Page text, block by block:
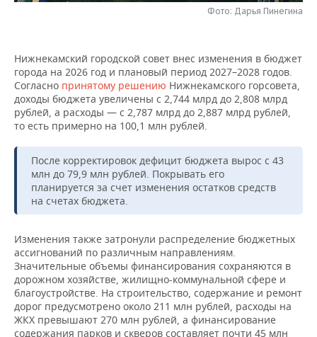
ОТКРЫТАЯ ЛЕКЦИЯ
БАСКЕТБОЛ
ВОЛЕЙБОЛ
КИБЕРСПОРТ
ФИГУРНОЕ КАТАНИЕ
ВОДНЫЕ ВИДЫ СПОРТА
ИНФРАСТРУКТУРА
ИСТОРИЯ
КУЛЬТУРА
МЕДИЦИНА
ОБРАЗОВАНИЕ
СПРАВОЧНИК
СПИСОК ПЕРСОН
СПИСОК КОМПАНИЙ
ПОЛНАЯ ВЕРСИЯ
Фото: Дарья Пинегина
Нижнекамский городской совет внес изменения в бюджет
города на 2026 год и плановый период 2027–2028 годов.
Согласно принятому решению Нижнекамского горсовета,
доходы бюджета увеличены с 2,744 млрд до 2,808 млрд
рублей, а расходы — с 2,787 млрд до 2,887 млрд рублей,
то есть примерно на 100,1 млн рублей.
После корректировок дефицит бюджета вырос с 43
млн до 79,9 млн рублей. Покрывать его
планируется за счет изменения остатков средств
на счетах бюджета.
Изменения также затронули распределение бюджетных
ассигнований по различным направлениям.
Значительные объемы финансирования сохраняются в
дорожном хозяйстве, жилищно-коммунальной сфере и
благоустройстве. На строительство, содержание и ремонт
дорог предусмотрено около 211 млн рублей, расходы на
ЖКХ превышают 270 млн рублей, а финансирование
содержания парков и скверов составляет почти 45 млн